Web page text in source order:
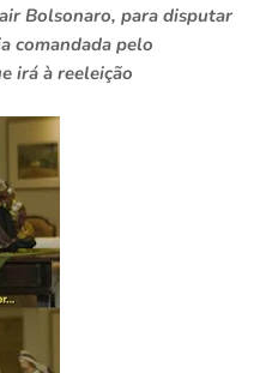
Bolsonaro, para disputar
comandada pelo
irá à reeleição